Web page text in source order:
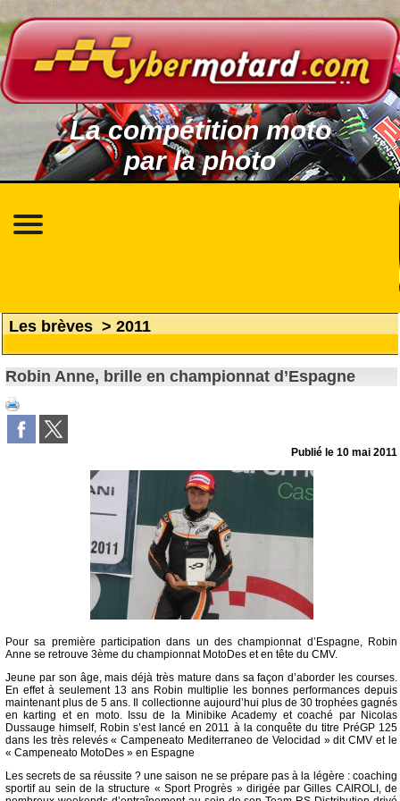
La compétition moto
par la photo
Les brèves > 2011
Robin Anne, brille en championnat d’Espagne
Publié le10 mai 2011
Pour sa première participation dans un des championnat d’Espagne, Robin
Anne se retrouve 3ème du championnat MotoDes et en tête du CMV.
Jeune par son âge, mais déjà très mature dans sa façon d’aborder les courses.
En effet à seulement 13 ans Robin multiplie les bonnes performances depuis
maintenant plus de 5 ans. Il collectionne aujourd’hui plus de 30 trophées gagnés
en karting et en moto. Issu de la Minibike Academy et coaché par Nicolas
Dussauge himself, Robin s’est lancé en 2011 à la conquête du titre PréGP 125
dans les très relevés « Campeneato Mediterraneo de Velocidad » dit CMV et le
« Campeneato MotoDes » en Espagne
Les secrets de sa réussite ? une saison ne se prépare pas à la légère : coaching
sportif au sein de la structure « Sport Progrès » dirigée par Gilles CAIROLI, de